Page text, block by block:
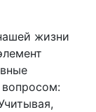
жизни